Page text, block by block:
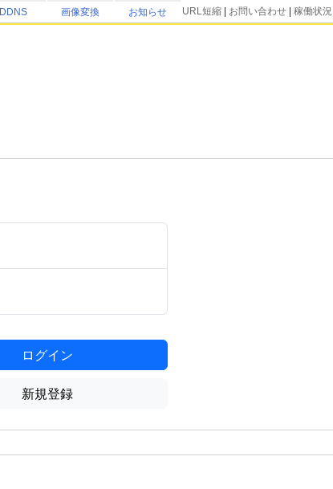
DDNS 画像変換 お知らせ URL短縮 お問い合わせ 稼働状況
ログイン
新規登録